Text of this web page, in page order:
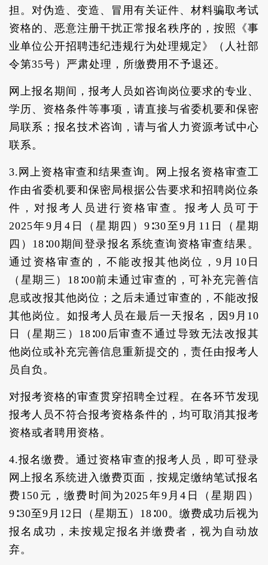
担。对伪造、变造、冒用有关证件、材料骗取考试
资格的、恶意注册干扰正常报名秩序的，按照《事
业单位公开招聘违纪违规行为处理规定》（人社部
令第35号）严肃处理，所缴费用不予退还。
网上报名期间，报考人员如咨询岗位要求的专业、
学历、资格条件等事项，请直接与省委机要和保密
局联系；报名技术咨询，请与省人力资源考试中心
联系。
3.网上资格审查和结果查询。网上报名资格审查工
作由省委机要和保密局根据公告要求和招聘岗位条
件，对报考人员进行资格审查。报考人员可于
2025年9月4日（星期四）9∶30至9月11日（星期
四）18∶00期间登录报名系统查询资格审查结果。
通过资格审查的，不能改报其他岗位，9月10日
（星期三）18∶00前未通过审查的，可补充完善信
息或改报其他岗位；之后未通过审查的，不能改报
其他岗位。如报考人员在最后一天报名，因9月10
日（星期三）18∶00后审查不通过导致无法改报其
他岗位或补充完善信息重新提交的，责任由报考人
员自负。
对报考资格的审查贯穿招聘全过程。在各环节发现
报考人员不符合报考资格条件的，均可取消其报考
资格或者聘用资格。
4.报名缴费。通过资格审查的报考人员，即可登录
网上报名系统进入缴费页面，按规定缴纳笔试报名
费150元，缴费时间为2025年9月4日（星期四）
9∶30至9月12日（星期五）18∶00。缴费成功后视为
报名成功，未按规定报名并缴费者，视为自动放
弃。